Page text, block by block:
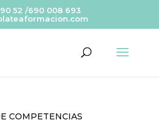
52 /690 008 693
COMPETENCIAS